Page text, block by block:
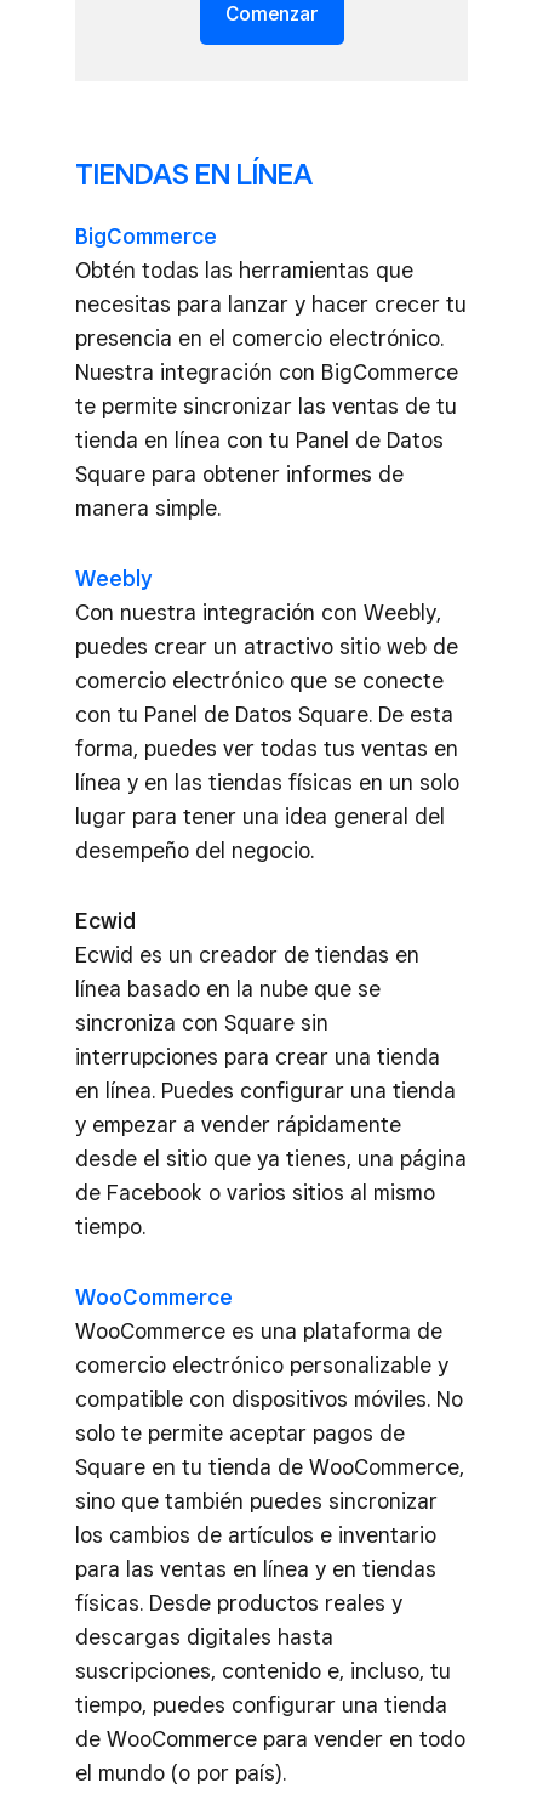
Comenzar
TIENDAS EN LÍNEA
BigCommerce
Obtén todas las herramientas que
necesitas para lanzar y hacer crecer tu
presencia en el comercio electrónico.
Nuestra integración con BigCommerce
te permite sincronizar las ventas de tu
tienda en línea con tu Panel de Datos
Square para obtener informes de
manera simple.
Weebly
Con nuestra integración con Weebly,
puedes crear un atractivo sitio web de
comercio electrónico que se conecte
con tu Panel de Datos Square. De esta
forma, puedes ver todas tus ventas en
línea y en las tiendas físicas en un solo
lugar para tener una idea general del
desempeño del negocio.
Ecwid
Ecwid es un creador de tiendas en
línea basado en la nube que se
sincroniza con Square sin
interrupciones para crear una tienda
en línea. Puedes configurar una tienda
y empezar a vender rápidamente
desde el sitio que ya tienes, una página
de Facebook o varios sitios al mismo
tiempo.
WooCommerce
WooCommerce es una plataforma de
comercio electrónico personalizable y
compatible con dispositivos móviles. No
solo te permite aceptar pagos de
Square en tu tienda de WooCommerce,
sino que también puedes sincronizar
los cambios de artículos e inventario
para las ventas en línea y en tiendas
físicas. Desde productos reales y
descargas digitales hasta
suscripciones, contenido e, incluso, tu
tiempo, puedes configurar una tienda
de WooCommerce para vender en todo
el mundo (o por país).